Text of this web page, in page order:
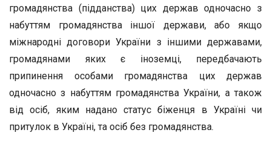
громадянства (підданства) цих держав одночасно з
набуттям громадянства іншої держави, або якщо
міжнародні договори України з іншими державами,
громадянами яких є іноземці, передбачають
припинення особами громадянства цих держав
одночасно з набуттям громадянства України, а також
від осіб, яким надано статус біженця в Україні чи
притулок в Україні, та осіб без громадянства.